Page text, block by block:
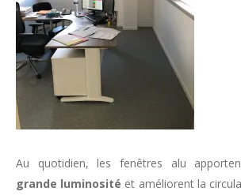
Au quotidien, les fenêtres alu
grande luminosité et améliorent la